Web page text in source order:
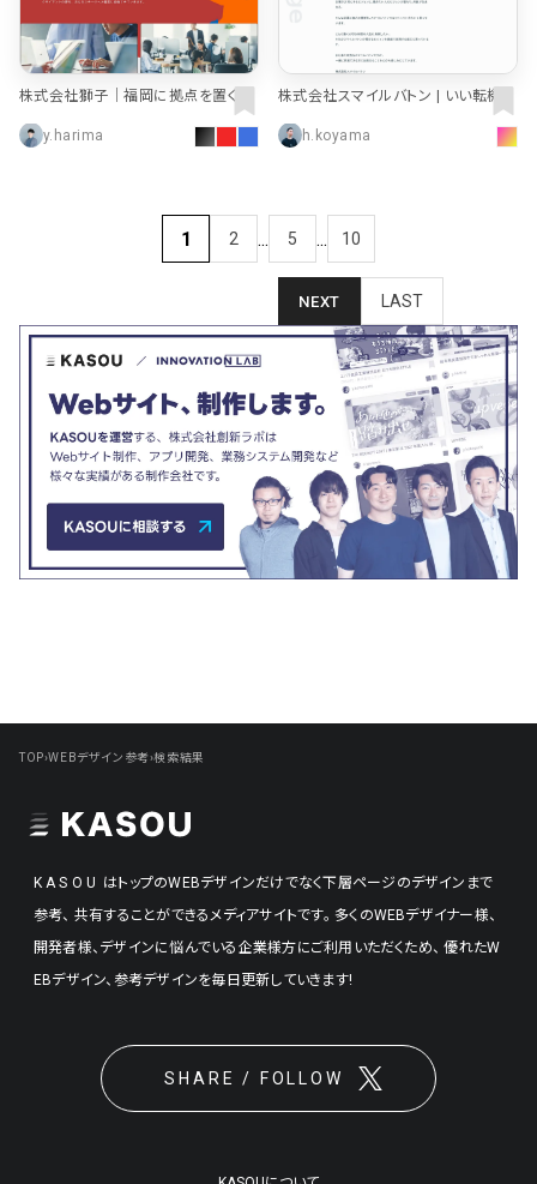
株式会社獅子｜福岡に拠点を置くマ
ーケティングや制作業務を行う会社
y.harima
株式会社スマイルバトン | いい転機、
h.koyama
1 2 ... 5 ... 10
LAST
TOP›WEBデザイン参考›検索結果
KASOU はトップのWEBデザインだけでなく下層ページのデザインまで
参考、 共有することができるメディアサイトです。 多くのWEBデザイナー様、
開発者様、デザインに悩んでいる企業様方にご利用いただくため、 優れたW
EBデザイン、参考デザインを毎日更新していきます!
SHARE / FOLLOW